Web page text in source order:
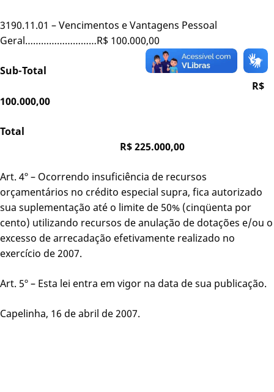
3190.11.01 – Vencimentos e Vantagens Pessoal
Geral………………………R$ 100.000,00
Sub-Total
R$
100.000,00
Total
R$ 225.000,00
Art. 4º – Ocorrendo insuficiência de recursos
orçamentários no crédito especial supra, fica autorizado
sua suplementação até o limite de 50% (cinqüenta por
cento) utilizando recursos de anulação de dotações e/ou o
excesso de arrecadação efetivamente realizado no
exercício de 2007.
Art. 5º – Esta lei entra em vigor na data de sua publicação.
Capelinha, 16 de abril de 2007.